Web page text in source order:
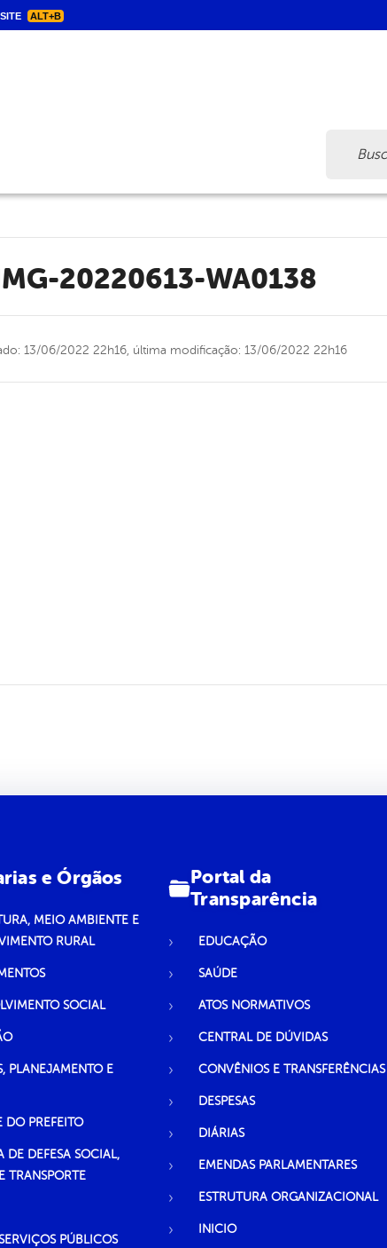
ALT+B
IMG-20220613-WA0138
13/06/2022 22h16, última modificação: 13/06/2022 22h16
e Órgãos
MEIO AMBIENTE E
RURAL
SOCIAL
PLANEJAMENTO E
DO PREFEITO
DE DEFESA SOCIAL,
TRANSPORTE
PÚBLICOS
Portal da
Transparência
EDUCAÇÃO
SAÚDE
ATOS NORMATIVOS
CENTRAL DE DÚVIDAS
CONVÊNIOS E TRANSFERÊNCIAS
DESPESAS
DIÁRIAS
EMENDAS PARLAMENTARES
ESTRUTURA ORGANIZACIONAL
INICIO